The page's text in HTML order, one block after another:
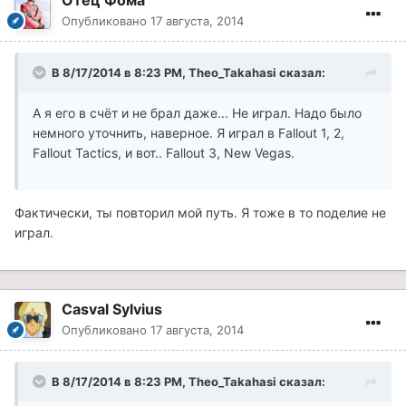
Опубликовано 17 августа, 2014
В 8/17/2014 в 8:23 PM, Theo_Takahasi сказал:
А я его в счёт и не брал даже... Не играл. Надо было
немного уточнить, наверное. Я играл в Fallout 1, 2,
Fallout Tactics, и вот.. Fallout 3, New Vegas.
Фактически, ты повторил мой путь. Я тоже в то поделие не
играл.
Casval Sylvius
Опубликовано 17 августа, 2014
В 8/17/2014 в 8:23 PM, Theo_Takahasi сказал: